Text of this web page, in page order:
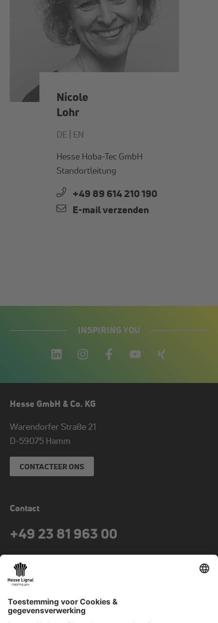
Nicole
Lohr
DE | EN
Hesse Hoba-Tec GmbH
Standortleitung
+49 89 614 210 190
E-mail verzenden
INSPIRING YOU
Hesse GmbH & Co. KG
Warendorfer Straße 21
D-59075 Hamm
CONTACTEER ONS
Contact
+49 23 81 963 00
mail
Nieuwsbrief